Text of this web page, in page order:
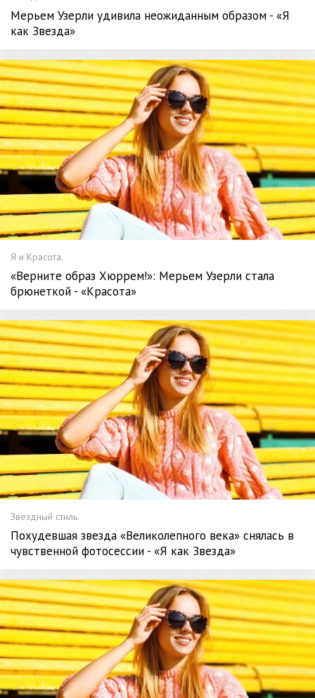
Мерьем Узерли удивила неожиданным образом - «Я
как Звезда»
Я и Красота.
«Верните образ Хюррем!»: Мерьем Узерли стала
брюнеткой - «Красота»
Звездный стиль.
Похудевшая звезда «Великолепного века» снялась в
чувственной фотосессии - «Я как Звезда»